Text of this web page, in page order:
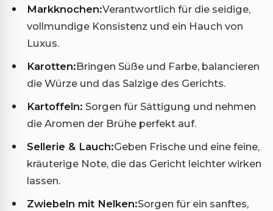
Markknochen:Verantwortlich für die seidige,
vollmundige Konsistenz und ein Hauch von
Luxus.
Karotten:Bringen Süße und Farbe, balancieren
die Würze und das Salzige des Gerichts.
Kartoffeln: Sorgen für Sättigung und nehmen
die Aromen der Brühe perfekt auf.
Sellerie & Lauch:Geben Frische und eine feine,
kräuterige Note, die das Gericht leichter wirken
lassen.
Zwiebeln mit Nelken:Sorgen für ein sanftes,